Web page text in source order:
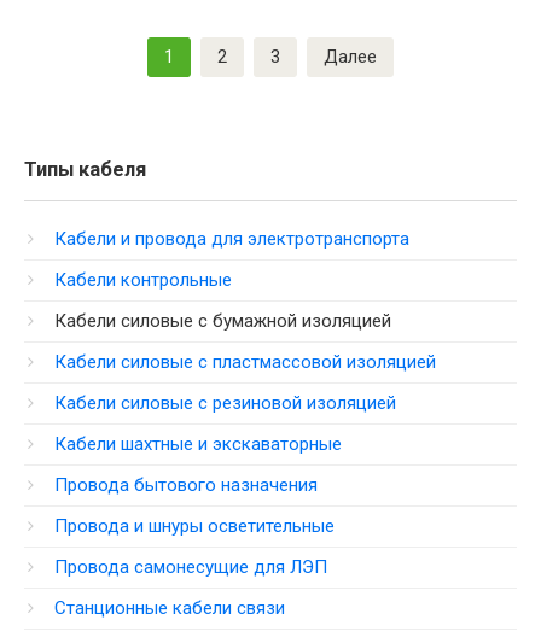
1 2 3 Далее
Типы кабеля
Кабели и провода для электротранспорта
Кабели контрольные
Кабели силовые с бумажной изоляцией
Кабели силовые с пластмассовой изоляцией
Кабели силовые с резиновой изоляцией
Кабели шахтные и экскаваторные
Провода бытового назначения
Провода и шнуры осветительные
Провода самонесущие для ЛЭП
Станционные кабели связи